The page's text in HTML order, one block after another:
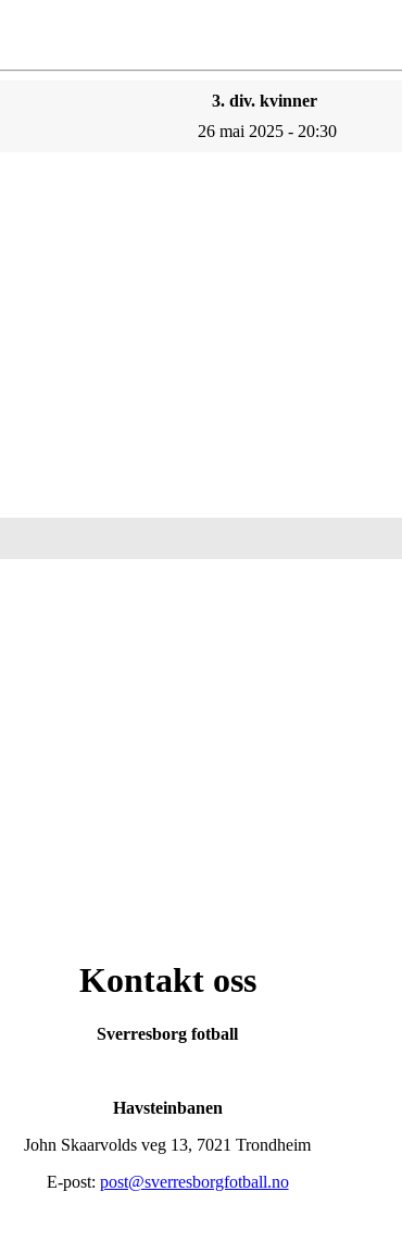
3. div. kvinner
26 mai 2025 - 20:30
Kontakt oss
Sverresborg fotball
Havsteinbanen
John Skaarvolds veg 13, 7021 Trondheim
E-post: post@sverresborgfotball.no